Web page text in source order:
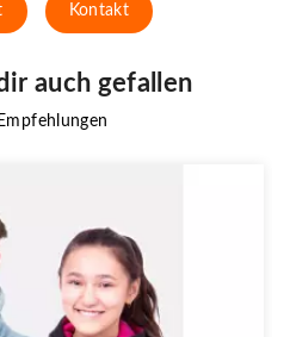
Kontakt
auch gefallen